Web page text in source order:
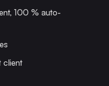
100 % auto-
client